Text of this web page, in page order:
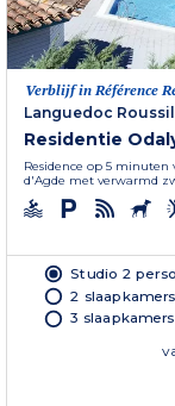
Verblijf in Référence
Languedoc
Residentie
Residence op 5 minuten
d'Agde met verwarmd
Studio 2
2
3